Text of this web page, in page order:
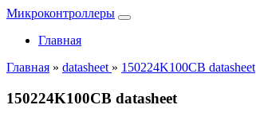
Микроконтроллеры
Главная
Главная » datasheet » 150224K100CB datasheet
150224K100CB datasheet